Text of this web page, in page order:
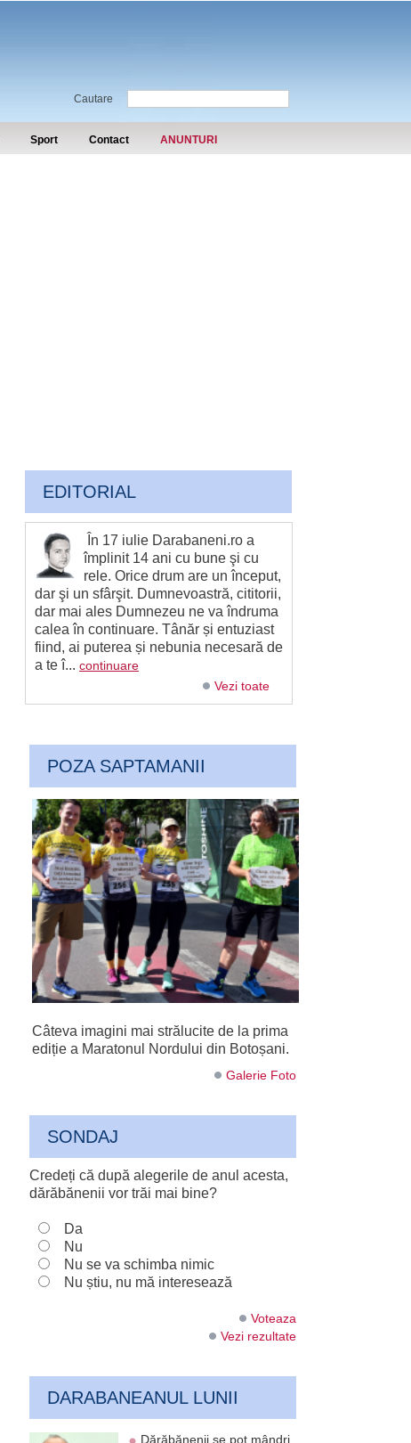
Cautare
Sport Contact ANUNTURI
EDITORIAL
În 17 iulie Darabaneni.ro a
împlinit 14 ani cu bune şi cu
rele. Orice drum are un început,
dar şi un sfârşit. Dumnevoastră, cititorii,
dar mai ales Dumnezeu ne va îndruma
calea în continuare. Tânăr și entuziast
fiind, ai puterea și nebunia necesară de
a te î... continuare
Vezi toate
POZA SAPTAMANII
Câteva imagini mai strălucite de la prima
ediție a Maratonul Nordului din Botoșani.
Galerie Foto
SONDAJ
Credeți că după alegerile de anul acesta,
dărăbănenii vor trăi mai bine?
Da
Nu
Nu se va schimba nimic
Nu știu, nu mă interesează
Voteaza
Vezi rezultate
DARABANEANUL LUNII
Dărăbănenii se pot mândri